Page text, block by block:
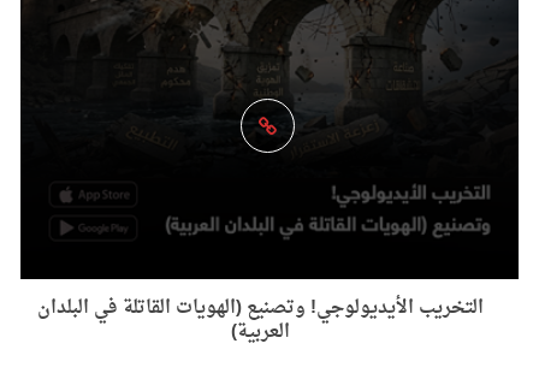
التخريب الأيديولوجي! وتصنيع (الهويات القاتلة في البلدان
العربية)